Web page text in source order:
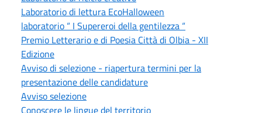
Laboratorio di lettura EcoHalloween
laboratorio “ I Supereroi della gentilezza “
Premio Letterario e di Poesia Città di Olbia - XII
Edizione
Avviso di selezione - riapertura termini per la
presentazione delle candidature
Avviso selezione
Conoscere le lingue del territorio